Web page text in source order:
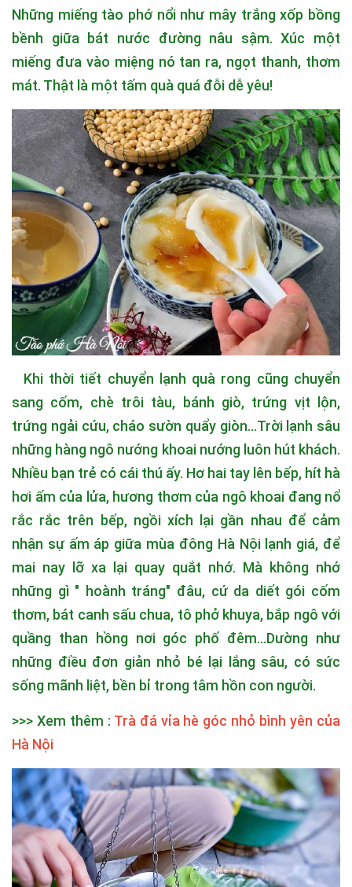
Những miếng tào phớ nổi như mây trắng xốp bồng
bềnh giữa bát nước đường nâu sậm. Xúc một
miếng đưa vào miệng nó tan ra, ngọt thanh, thơm
mát. Thật là một tấm quà quá đỗi dễ yêu!
Khi thời tiết chuyển lạnh quà rong cũng chuyển
sang cốm, chè trôi tàu, bánh giò, trứng vịt lộn,
trứng ngải cứu, cháo sườn quẩy giòn...Trời lạnh sâu
những hàng ngô nướng khoai nướng luôn hút khách.
Nhiều bạn trẻ có cái thú ấy. Hơ hai tay lên bếp, hít hà
hơi ấm của lửa, hương thơm của ngô khoai đang nổ
rắc rắc trên bếp, ngồi xích lại gần nhau để cảm
nhận sự ấm áp giữa mùa đông Hà Nội lạnh giá, để
mai nay lỡ xa lại quay quắt nhớ. Mà không nhớ
những gì " hoành tráng" đâu, cứ da diết gói cốm
thơm, bát canh sấu chua, tô phở khuya, bắp ngô với
quầng than hồng nơi góc phố đêm...Dường như
những điều đơn giản nhỏ bé lại lắng sâu, có sức
sống mãnh liệt, bền bỉ trong tâm hồn con người.
>>> Xem thêm : Trà đá vỉa hè góc nhỏ bình yên của
Hà Nội